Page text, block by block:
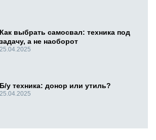
Как выбрать самосвал: техника под
задачу, а не наоборот
25.04.2025
Б/у техника: донор или утиль?
25.04.2025